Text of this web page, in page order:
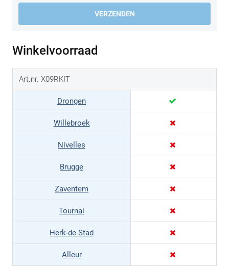
VERZENDEN
Winkelvoorraad
Art.nr. X09RKIT
Drongen
Willebroek
Nivelles
Brugge
Zaventem
Tournai
Herk-de-Stad
Alleur